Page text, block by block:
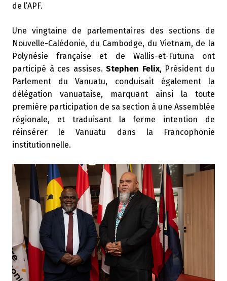
de l’APF.
Une vingtaine de parlementaires des sections de
Nouvelle-Calédonie, du Cambodge, du Vietnam, de la
Polynésie française et de Wallis-et-Futuna ont
participé à ces assises.Stephen Felix, Président du
Parlement du Vanuatu, conduisait également la
délégation vanuataise, marquant ainsi la toute
première participation de sa section à une Assemblée
régionale, et traduisant la ferme intention de
réinsérer le Vanuatu dans la Francophonie
institutionnelle.